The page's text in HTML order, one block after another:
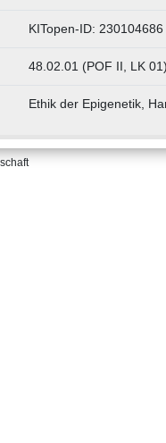
KITopen-ID: 230104686
48.02.01 (POF II, LK
Ethik der Epigenetik,